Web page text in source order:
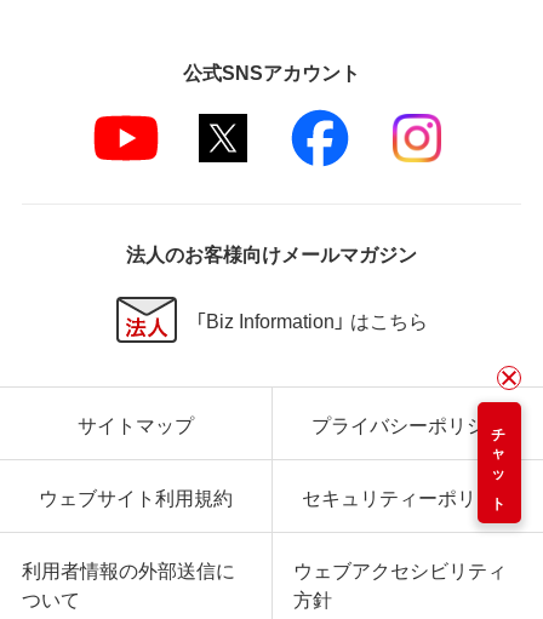
チャット
公式SNSアカウント
法人のお客様向けメールマガジン
「Biz Information」 はこちら
サイトマップ プライバシーポリシー
ウェブサイト利用規約 セキュリティーポリシー
利用者情報の外部送信に
ついて
ウェブアクセシビリティ
方針